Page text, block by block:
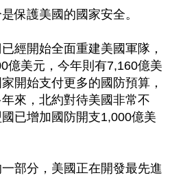
保護美國的國家安全。
經開始全面重建美國軍隊，
億美元，今年則有7,160億美
開始支付更多的國防預算，
來，北約對待美國非常不
已增加國防開支1,000億美
部分，美國正在開發最先進